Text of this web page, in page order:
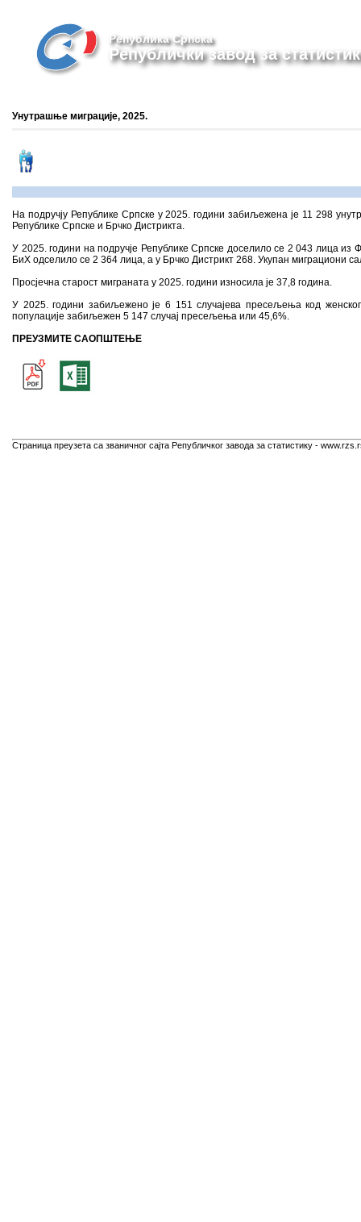
Република Српска
Републички завод за
Унутрашње миграције, 2025.
На подручју Републике Српске у 2025. години забиљежена је 11 298
Републике Српске и Брчко Дистрикта.
У 2025. години на подручјe Републике Српске доселило се 2 043 лица
БиХ одселило се 2 364 лица, а у Брчко Дистрикт 268. Укупан миграциони
Просјечна старост миграната у 2025. години износила је 37,8 година.
У 2025. години забиљежено је 6 151 случајева пресељења код
популације забиљежен 5 147 случај пресељења или 45,6%.
ПРЕУЗМИТЕ САОПШТЕЊЕ
Страница преузета са званичног сајта Републичког завода за статистику -